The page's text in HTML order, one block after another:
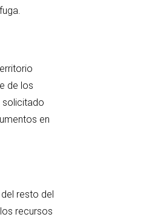
de los
solicitado
en
resto del
recursos